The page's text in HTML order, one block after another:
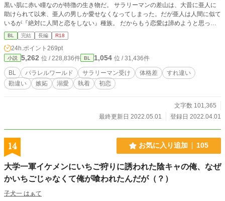
黒い肌に赤い瞳なのが特徴の生き物だ。 サラリーマンの差山は、大昔に亜人に
助けられて以来、亜人の男しか愛せなくなってしまった。だが亜人は人間に似て
いるが『絶対に人間と恋をしない』種族。 だからもう恋愛は諦めようと思って
いた。そんな諦めきった恋だったのに、同僚の亜人であるゼンは差山にやたらと
構ってきて……。 巨大な体と強い力を持つ亜人×サラリーマンのすれ違いラブ
BL 完結 長編 R18
24h.ポイント 269pt
小説 5,262 位 / 228,836件 BL 1,054 位 / 31,436件
BL パラレルワールド サラリーマン受け 体格差
すれ違い
勘違い
嫉妬 溺愛 執着 初恋
文字数 101,365
最終更新日 2022.05.01
登録日 2022.04.01
14 お気に入り追加 105
大学一軍イケメンにいちご狩りに誘われた陰キャの俺、なぜ
かいちごじゃなくて俺が喰われたんだが（？）
子犬一 はぁて